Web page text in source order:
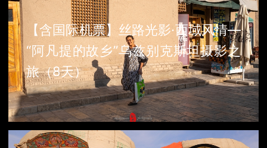
【含国际机票】丝路光影·西域风情—
“阿凡提的故乡”乌兹别克斯坦摄影之
旅（8天）